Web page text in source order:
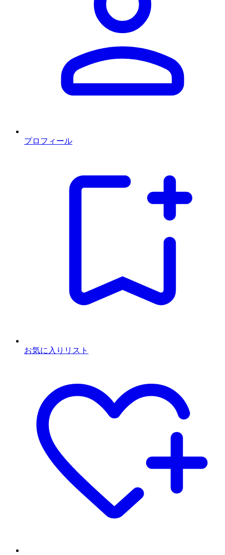
プロフィール
お気に入りリスト